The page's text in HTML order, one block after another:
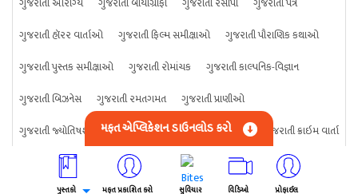
ગુજરાતી હૉરર વાર્તાઓ
ગુજરાતી ફિલ્મ સમીક્ષાઓ
ગુજરાતી પૌરાણિક કથાઓ
ગુજરાતી પુસ્તક સમીક્ષાઓ
ગુજરાતી રોમાંચક
ગુજરાતી કાલ્પનિક-વિજ્ઞાન
ગુજરાતી બિઝનેસ
ગુજરાતી રમતગમત
ગુજરાતી પ્રાણીઓ
ગુજરાતી જ્યોતિષશાસ્ત્ર
ગુજરાતી વિજ્ઞાન ગુજરાતી કંઈપણ ગુજરાતી ક્રાઇમ વાર્તા
મફત એપ્લિકેશન ડાઉનલોડ કરો
પુસ્તકો મફત પ્રકાશિત કરો સુવિચાર વિડિઓ પ્રોફાઈલ